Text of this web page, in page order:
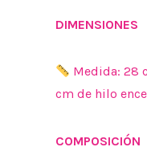
DIMENSIONES
Medida: 28
cm de hilo
COMPOSICIÓN